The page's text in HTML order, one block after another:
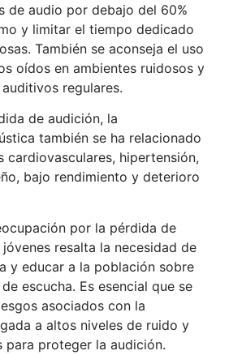
de audio por debajo del 60%
y limitar el tiempo dedicado
También se aconseja el uso
oídos en ambientes ruidosos y
regulares.
de audición, la
también se ha relacionado
cardiovasculares, hipertensión,
bajo rendimiento y deterioro
por la pérdida de
resalta la necesidad de
y educar a la población sobre
escucha. Es esencial que se
asociados con la
a altos niveles de ruido y
para proteger la audición.